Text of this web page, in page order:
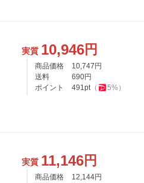
実質 10,946円
商品価格 10,747 円
送料
690円
ポイント
491pt（ 5%）
実質 11,146円
商品価格 12,144円